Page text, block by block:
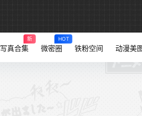
写真合集
新
微密圈
HOT
铁粉空间 动漫美